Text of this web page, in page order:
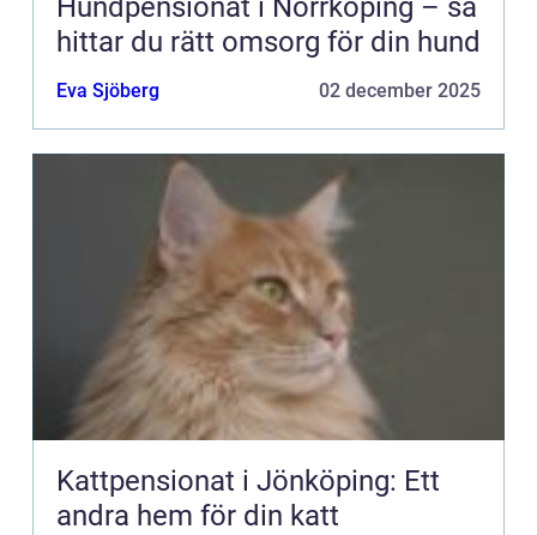
Hundpensionat i Norrköping – så
hittar du rätt omsorg för din hund
Eva Sjöberg 02 december 2025
Kattpensionat i Jönköping: Ett
andra hem för din katt